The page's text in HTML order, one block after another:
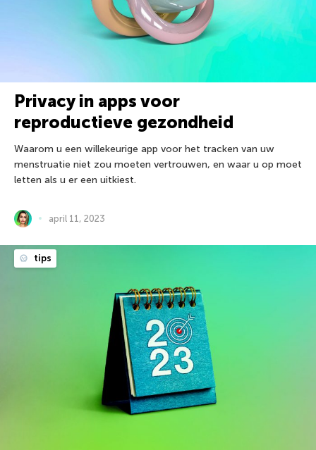
Privacy in apps voor
reproductieve gezondheid
Waarom u een willekeurige app voor het tracken van uw
menstruatie niet zou moeten vertrouwen, en waar u op moet
letten als u er een uitkiest.
april 11, 2023
tips